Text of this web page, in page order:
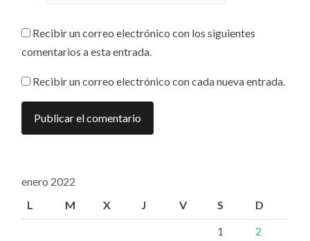
Recibir un correo electrónico con los siguientes
comentarios a esta entrada.
Recibir un correo electrónico con cada nueva entrada.
enero 2022
L
M X J V S D
1
2